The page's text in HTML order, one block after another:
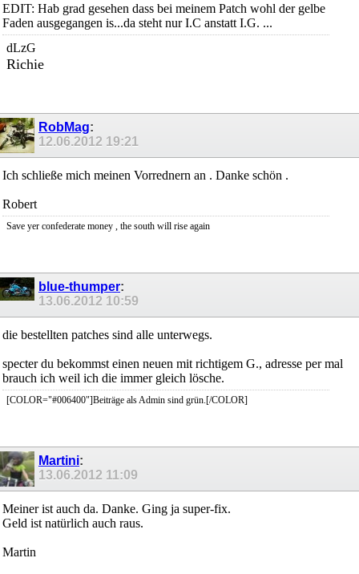
EDIT: Hab grad gesehen dass bei meinem Patch wohl der gelbe
Faden ausgegangen is...da steht nur I.C anstatt I.G. ...
dLzG
Richie
RobMag:
12.06.2012 19:21
Ich schließe mich meinen Vorrednern an . Danke schön .
Robert
Save yer confederate money , the south will rise again
blue-thumper:
13.06.2012 10:59
die bestellten patches sind alle unterwegs.
specter du bekommst einen neuen mit richtigem G., adresse per mal
brauch ich weil ich die immer gleich lösche.
[COLOR="#006400"]Beiträge als Admin sind grün.[/COLOR]
Martini:
13.06.2012 11:09
Meiner ist auch da. Danke. Ging ja super-fix.
Geld ist natürlich auch raus.
Martin